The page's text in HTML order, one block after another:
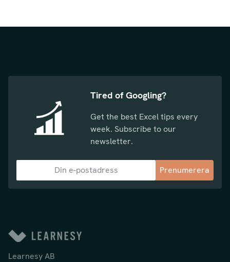
Tired of Googling?
Get the best Excel tips every
week. Subscribe to our
newsletter.
Prenumerera
Learnesy AB